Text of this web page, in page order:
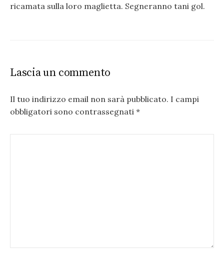
ricamata sulla loro maglietta. Segneranno tani gol.
Lascia un commento
Il tuo indirizzo email non sarà pubblicato. I campi
obbligatori sono contrassegnati *